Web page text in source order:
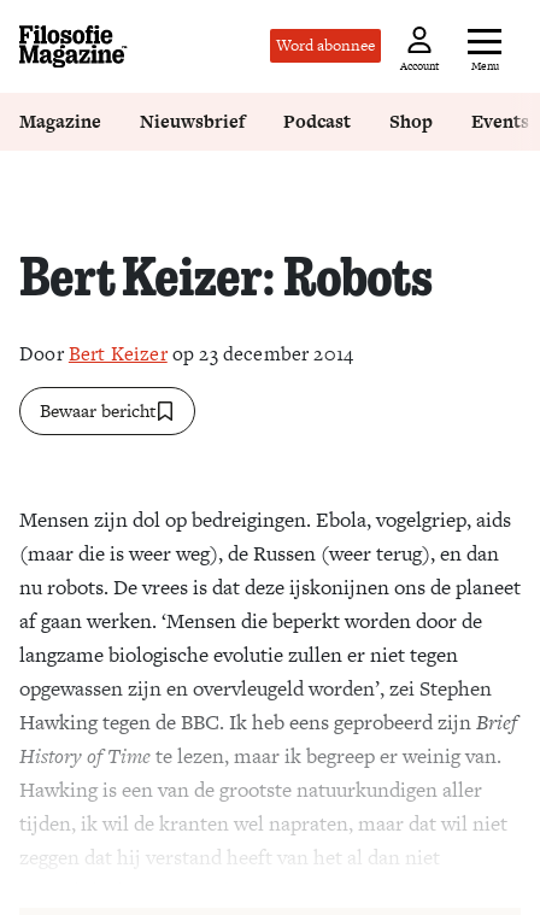
Word abonnee
Account Menu
Zoek
Magazine Nieuwsbrief Podcast Shop Events
Bert Keizer: Robots
DoorBert Keizerop 23 december 2014
Bewaar bericht
Mensen zijn dol op bedreigingen. Ebola, vogelgriep, aids
(maar die is weer weg), de Russen (weer terug), en dan
nu robots. De vrees is dat deze ijskonijnen ons de planeet
af gaan werken. ‘Mensen die beperkt worden door de
langzame biologische evolutie zullen er niet tegen
opgewassen zijn en overvleugeld worden’, zei Stephen
Hawking tegen de BBC. Ik heb eens geprobeerd zijnBrief
History of Timete lezen, maar ik begreep er weinig van.
Hawking is een van de grootste natuurkundigen aller
tijden, ik wil de kranten wel napraten, maar dat wil niet
zeggen dat hij verstand heeft van het al dan niet